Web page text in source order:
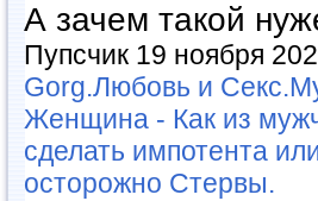
А зачем такой
Пупсчик 19 ноября
Gorg.Любовь и
Женщина - Как из
сделать импотента
осторожно Стервы.